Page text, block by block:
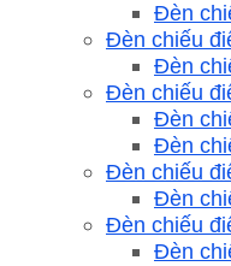
Đèn
Đèn chiếu
Đèn
Đèn chiếu
Đèn
Đèn
Đèn chiếu
Đèn
Đèn chiếu
Đèn